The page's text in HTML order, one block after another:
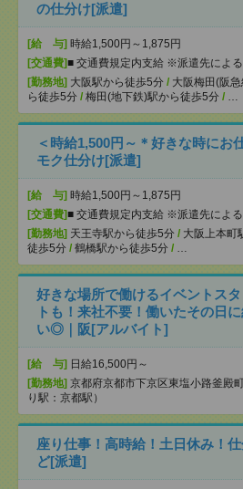
の仕分け[派遣]
[給 与] 時給1,500円～1,875円
[交通費]■ 交通費規定内支給 ※派遣先による
[勤務地] 大阪駅から徒歩5分 / 大阪梅田(阪
ら徒歩5分 / 梅田(地下鉄)駅から徒歩5分 / …
＜時給1,500円～＊好きな時にお
モク仕分け[派遣]
[給 与] 時給1,500円～1,875円
[交通費]■ 交通費規定内支給 ※派遣先による
[勤務地] 天王寺駅から徒歩5分 / 大阪上本町
徒歩5分 / 鶴橋駅から徒歩5分 / …
好きな場所で働けるイベントス
トも！来社不要！働いたその日
い◎｜阪[アルバイト]
[給 与] 日給16,500円～
[勤務地] 京都府京都市下京区東塩小路釜殿
り駅：京都駅）
座り仕事！高時給！土日休み！
ど[派遣]